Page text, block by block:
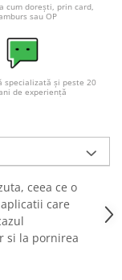
cum dorești, prin card,
sau OP
specializată și peste 20
de experiență
ceea ce o
care
si la pornirea